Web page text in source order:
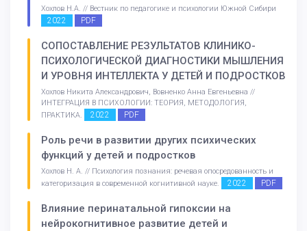
Хохлов Н.А. // Вестник по педагогике и психологии Южной Сибири
2022 PDF
СОПОСТАВЛЕНИЕ РЕЗУЛЬТАТОВ КЛИНИКО-
ПСИХОЛОГИЧЕСКОЙ ДИАГНОСТИКИ МЫШЛЕНИЯ
И УРОВНЯ ИНТЕЛЛЕКТА У ДЕТЕЙ И ПОДРОСТКОВ
Хохлов Никита Александрович, Вовненко Анна Евгеньевна //
ИНТЕГРАЦИЯ В ПСИХОЛОГИИ: ТЕОРИЯ, МЕТОДОЛОГИЯ,
ПРАКТИКА.
2022 PDF
Роль речи в развитии других психических
функций у детей и подростков
Хохлов Н. А. // Психология познания: речевая опосредованность и
категоризация в современной когнитивной науке.
2022 PDF
Влияние перинатальной гипоксии на
нейрокогнитивное развитие детей и